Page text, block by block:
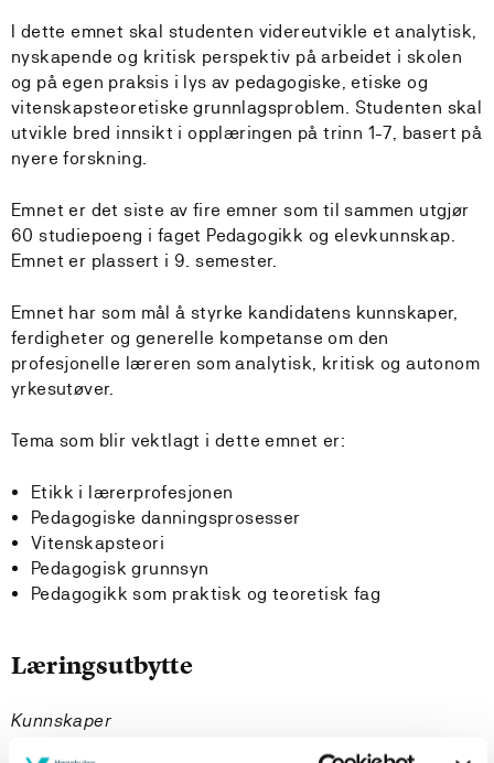
I dette emnet skal studenten videreutvikle et analytisk,
nyskapende og kritisk perspektiv på arbeidet i skolen
og på egen praksis i lys av pedagogiske, etiske og
vitenskapsteoretiske grunnlagsproblem. Studenten skal
utvikle bred innsikt i opplæringen på trinn 1-7, basert på
nyere forskning.
Emnet er det siste av fire emner som til sammen utgjør
60 studiepoeng i faget Pedagogikk og elevkunnskap.
Emnet er plassert i 9. semester.
Emnet har som mål å styrke kandidatens kunnskaper,
ferdigheter og generelle kompetanse om den
profesjonelle læreren som analytisk, kritisk og autonom
yrkesutøver.
Tema som blir vektlagt i dette emnet er:
Etikk i lærerprofesjonen
Pedagogiske danningsprosesser
Vitenskapsteori
Pedagogisk grunnsyn
Pedagogikk som praktisk og teoretisk fag
Læringsutbytte
Kunnskaper